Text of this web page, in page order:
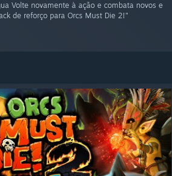
Volte novamente à ação e combata novos e
de reforço para Orcs Must Die 2!"